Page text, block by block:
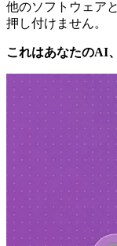
他のソフトウェア
押し付けません。
これはあなたのAI